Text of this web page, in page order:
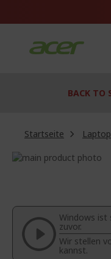
BACK TO
Startseite
Zum
springen
Bildgalerie
springen
Windows ist
zuvor.
Wir stellen
kannst.